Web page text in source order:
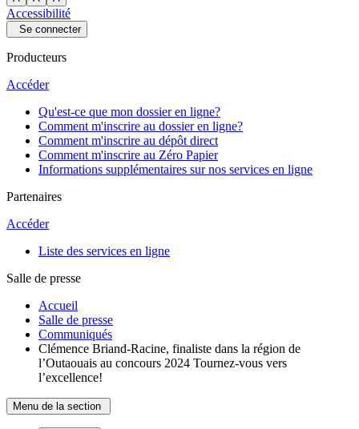
Accessibilité
Se connecter
Producteurs
Accéder
Qu'est-ce que mon dossier en ligne?
Comment m'inscrire au dossier en ligne?
Comment m'inscrire au dépôt direct
Comment m'inscrire au Zéro Papier
Informations supplémentaires sur nos services en ligne
Partenaires
Accéder
Liste des services en ligne
Salle de presse
Accueil
Salle de presse
Communiqués
Clémence Briand-Racine, finaliste dans la région de
l’Outaouais au concours 2024 Tournez-vous vers
l’excellence!
Menu de la section